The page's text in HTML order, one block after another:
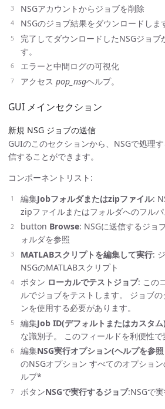
NSGアカウントからジョブを削除
NSGのジョブ結果をダウンロードしま
完了してダウンロードしたNSGジョブ
す。
エラーと中間ログの可視化
アクセス pop_nsgヘルプ。
GUI メインセクション
新規 NSG ジョブの送信
GUIのこのセクションから、NSGで処理
信することができます。
コンポーネントリスト:
編集Jobフォルダまたはzipファイル:
zipファイルまたはフォルダへのフルパ
button Browse: NSGに送信するジョ
ォルダを参照
MATLABスクリプトを編集して実行:
NSGのMATLABスクリプト
ボタン ローカルでテストジョブ: この
ルでジョブをテストします。 ジョブ
ンを使用する必要があります。
編集Job ID(デフォルトまたはカスタ
な識別子。 このフィールドを利便性で
編集NSG実行オプション(ヘルプを参
のNSGオプション すべてのオプショ
ルプ*
ボタンNSGで実行するジョブ:NSGで